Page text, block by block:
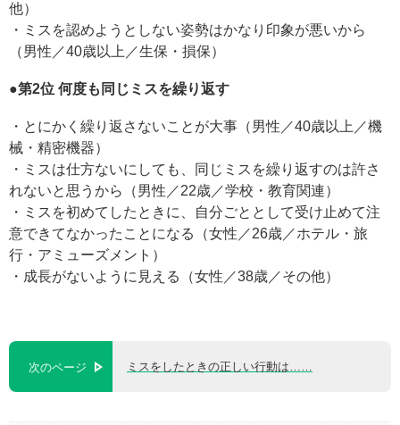
他）
・ミスを認めようとしない姿勢はかなり印象が悪いから
（男性／40歳以上／生保・損保）
●第2位 何度も同じミスを繰り返す
・とにかく繰り返さないことが大事（男性／40歳以上／機
械・精密機器）
・ミスは仕方ないにしても、同じミスを繰り返すのは許さ
れないと思うから（男性／22歳／学校・教育関連）
・ミスを初めてしたときに、自分ごととして受け止めて注
意できてなかったことになる（女性／26歳／ホテル・旅
行・アミューズメント）
・成長がないように見える（女性／38歳／その他）
次のページ ミスをしたときの正しい行動は……